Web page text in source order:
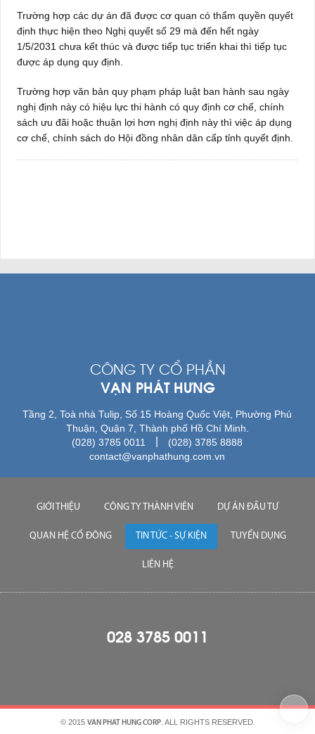
Trường hợp các dự án đã được cơ quan có thẩm quyền quyết
định thực hiện theo Nghị quyết số 29 mà đến hết ngày
1/5/2031 chưa kết thúc và được tiếp tục triển khai thì tiếp tục
được áp dụng quy định.
Trường hợp văn bản quy phạm pháp luật ban hành sau ngày
nghị định này có hiệu lực thi hành có quy định cơ chế, chính
sách ưu đãi hoặc thuận lợi hơn nghị định này thì việc áp dụng
cơ chế, chính sách do Hội đồng nhân dân cấp tỉnh quyết định.
CÔNG TY CỔ PHẦN
VẠN PHÁT HƯNG
Tầng 2, Toà nhà Tulip, Số 15 Hoàng Quốc Việt, Phường Phú
Thuận, Quận 7, Thành phố Hồ Chí Minh.
(028) 3785 0011
(028) 3785 8888
contact@vanphathung.com.vn
GIỚI THIỆU CÔNG TY THÀNH VIÊN DỰ ÁN ĐẦU TƯ
QUAN HỆ CỔ ĐÔNG TIN TỨC - SỰ KIỆN TUYỂN DỤNG
LIÊN HỆ
028 3785 0011
© 2015 VAN PHAT HUNG CORP. ALL RIGHTS RESERVED.